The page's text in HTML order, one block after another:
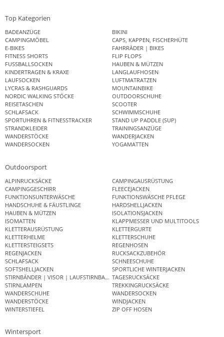
Top Kategorien
BADEANZÜGE
BIKINI
CAMPINGMÖBEL
CAPS, KAPPEN, FISCHERHÜTE
E-BIKES
FAHRRÄDER | BIKES
FITNESS SHORTS
FLIP FLOPS
FUSSBALLSOCKEN
HAUBEN & MÜTZEN
KINDERTRAGEN & KRAXE
LANGLAUFHOSEN
LAUFSOCKEN
LUFTMATRATZEN
LYCRAS & RASHGUARDS
MOUNTAINBIKE
NORDIC WALKING STÖCKE
OUTDOORSCHUHE
REISETASCHEN
SCOOTER
SCHLAFSACK
SCHWIMMSCHUHE
SPORTUHREN & FITNESSTRACKER
STAND UP PADDLE (SUP)
STRANDKLEIDER
TRAININGSANZÜGE
WANDERSTÖCKE
WANDERJACKEN
WANDERSOCKEN
YOGAMATTEN
Outdoorsport
ALPINRUCKSÄCKE
CAMPINGAUSRÜSTUNG
CAMPINGGESCHIRR
FLEECEJACKEN
FUNKTIONSUNTERWÄSCHE
FUNKTIONSWÄSCHE PFLEGE
HANDSCHUHE & FÄUSTLINGE
HARDSHELLJACKEN
HAUBEN & MÜTZEN
ISOLATIONSJACKEN
ISOMATTEN
KLAPPMESSER UND MULTITOOLS
KLETTERAUSRÜSTUNG
KLETTERGURTE
KLETTERHELME
KLETTERSCHUHE
KLETTERSTEIGSETS
REGENHOSEN
REGENJACKEN
RUCKSACKZUBEHÖR
SCHLAFSACK
SCHNEESCHUHE
SOFTSHELLJACKEN
SPORTLICHE WINTERJACKEN
STIRNBÄNDER | VISOR | LAUFSTIRNBANDTAGESRUCKSÄCKE
STIRNLAMPEN
TREKKINGRUCKSÄCKE
WANDERSCHUHE
WANDERSOCKEN
WANDERSTÖCKE
WINDJACKEN
WINTERSTIEFEL
ZIP OFF HOSEN
Wintersport